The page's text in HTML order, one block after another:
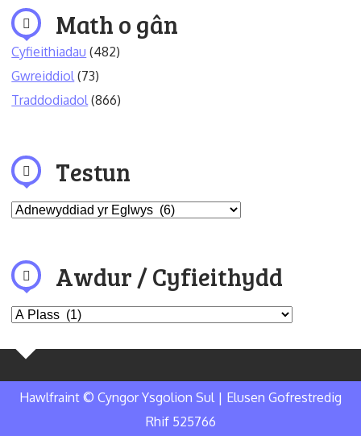
Math o gân
Cyfieithiadau (482)
Gwreiddiol (73)
Traddodiadol (866)
Testun
Awdur / Cyfieithydd
Hawlfraint © Cyngor Ysgolion Sul | Elusen Gofrestredig
Rhif 525766